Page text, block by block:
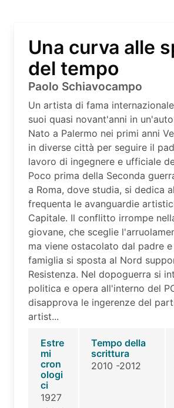
Una curva alle
del tempo
Paolo Schiavocampo
Un artista di fama
suoi quasi novant'anni in
Nato a Palermo nei primi anni
in diverse città per seguire il
lavoro di ingegnere e ufficiale
Poco prima della Seconda
a Roma, dove studia, si dedica
frequenta le avanguardie
Capitale. Il conflitto irrompe
giovane, che sceglie
ma viene ostacolato dal padre
famiglia si sposta al Nord
Resistenza. Nel dopoguerra si
politica e opera all'interno del
disapprova le ingerenze del
artist...
Estre
mi
cron
ologi
ci
1927
Tempo della
scrittura
2010 -2012